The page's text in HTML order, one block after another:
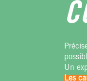
Un
Les